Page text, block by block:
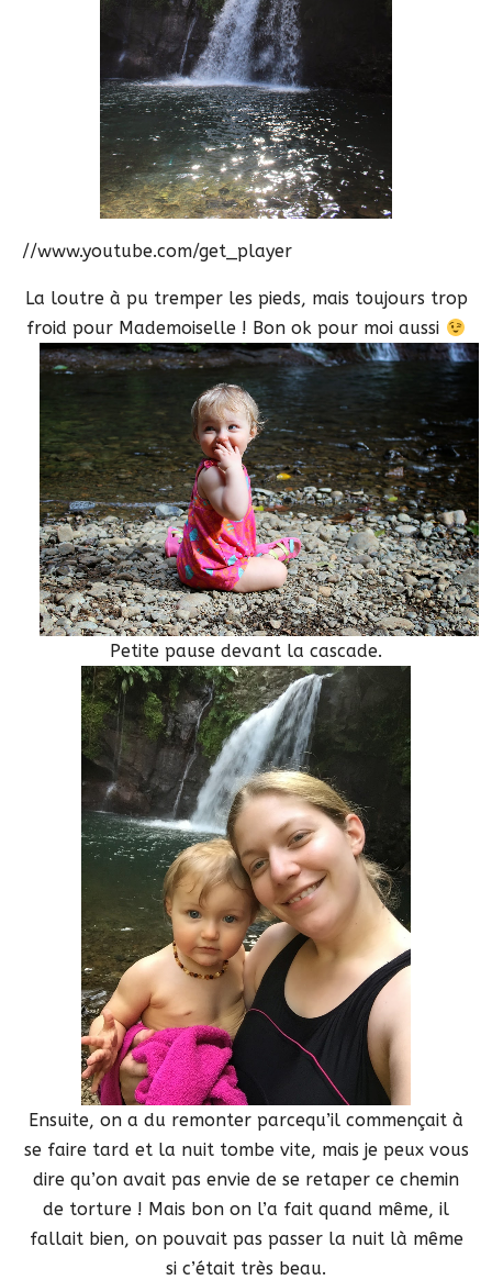
//www.youtube.com/get_player
La loutre à pu tremper les pieds, mais toujours trop
froid pour Mademoiselle ! Bon ok pour moi aussi
Petite pause devant la cascade.
Ensuite, on a du remonter parcequ’il commençait à
se faire tard et la nuit tombe vite, mais je peux vous
dire qu’on avait pas envie de se retaper ce chemin
de torture ! Mais bon on l’a fait quand même, il
fallait bien, on pouvait pas passer la nuit là même
si c’était très beau.